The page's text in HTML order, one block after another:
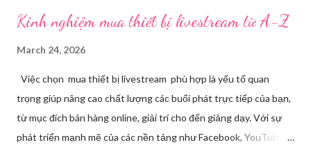
Kinh nghiệm mua thiết bị livestream​ từ A-Z
March 24, 2026
Việc chọn mua thiết bị livestream phù hợp là yếu tố quan
trọng giúp nâng cao chất lượng các buổi phát trực tiếp của bạn,
từ mục đích bán hàng online, giải trí cho đến giảng dạy. Với sự
phát triển mạnh mẽ của các nền tảng như Facebook, YouTube,